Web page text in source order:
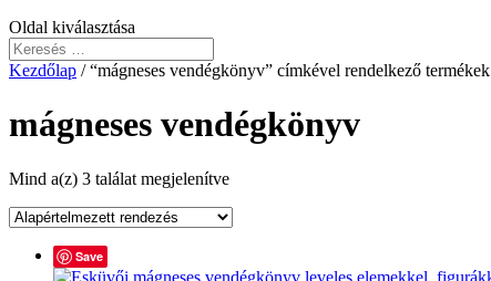
Oldal kiválasztása
Kezdőlap / “mágneses vendégkönyv” címkével rendelkező termékek
mágneses vendégkönyv
Mind a(z) 3 találat megjelenítve
Save